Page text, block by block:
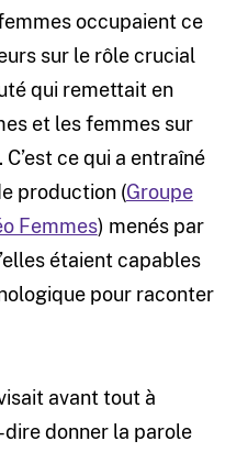
occupaient ce
sur le rôle crucial
qui remettait en
et les femmes sur
ce qui a entraîné
production (Groupe
Femmes) menés par
étaient capables
pour raconter
avant tout à
dire donner la parole